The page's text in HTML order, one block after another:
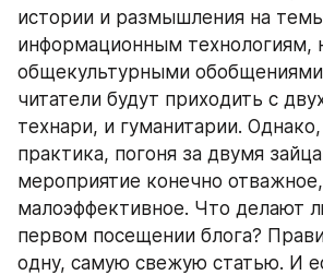
истории и размышления на
информационным технологиям,
общекультурными
читатели будут приходить с
технари, и гуманитарии.
практика, погоня за двумя
мероприятие конечно
малоэффективное. Что делают
первом посещении блога?
одну, самую свежую статью. И